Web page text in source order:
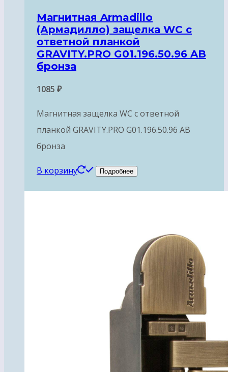
Магнитная Armadillo
(Армадилло) защелка WC с
ответной планкой
GRAVITY.PRO G01.196.50.96 AB
бронза
1085 ₽
Магнитная защелка WC с ответной
планкой GRAVITY.PRO G01.196.50.96 AB
бронза
В корзину Подробнее